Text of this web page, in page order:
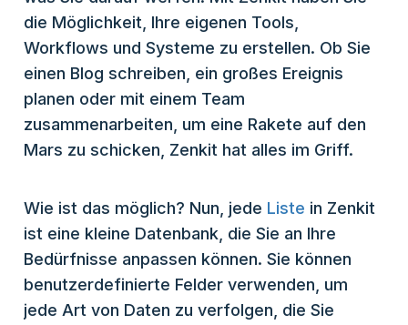
die Möglichkeit, Ihre eigenen Tools,
Workflows und Systeme zu erstellen. Ob Sie
einen Blog schreiben, ein großes Ereignis
planen oder mit einem Team
zusammenarbeiten, um eine Rakete auf den
Mars zu schicken, Zenkit hat alles im Griff.
Wie ist das möglich? Nun, jede Liste in Zenkit
ist eine kleine Datenbank, die Sie an Ihre
Bedürfnisse anpassen können. Sie können
benutzerdefinierte Felder verwenden, um
jede Art von Daten zu verfolgen, die Sie